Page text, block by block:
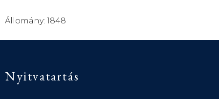
Állomány: 1848
Nyitvatartás